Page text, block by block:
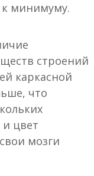
к минимуму.
строений
каркасной
что
и цвет
мозги